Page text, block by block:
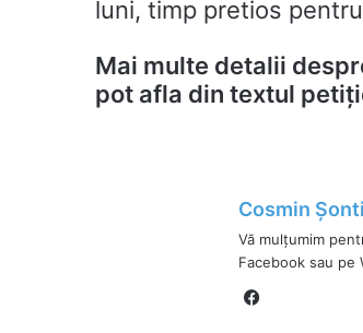
luni, timp pretios
Mai multe detalii
pot afla din textul
Cosmin
Vă mulțumim
Facebook sau pe